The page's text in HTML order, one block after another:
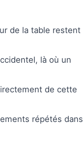
de la table restent
là où un
de cette
répétés dans